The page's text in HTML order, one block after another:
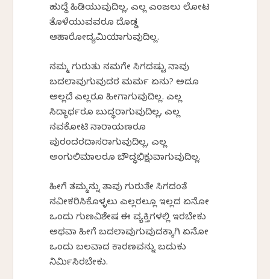
ಹುದ್ದೆ ಹಿಡಿಯುವುದಿಲ್ಲ, ಎಲ್ಲ ಎಂಜಲು ಲೋಟ
ತೊಳೆಯುವವರೂ ದೊಡ್ಡ
ಆಹಾರೋದ್ಯಮಿಯಾಗುವುದಿಲ್ಲ.
ನಮ್ಮ ಗುರುತು ನಮಗೇ ಸಿಗದಷ್ಟು ನಾವು
ಬದಲಾವುಗುವುದರ ಮರ್ಮ ಏನು? ಅದೂ
ಅಲ್ಲದೆ ಎಲ್ಲರೂ ಹೀಗಾಗುವುದಿಲ್ಲ. ಎಲ್ಲ
ಸಿದ್ಧಾರ್ಥರೂ ಬುದ್ಧರಾಗುವುದಿಲ್ಲ, ಎಲ್ಲ
ನವಕೋಟಿ ನಾರಾಯಣರೂ
ಪುರಂದರದಾಸರಾಗುವುದಿಲ್ಲ, ಎಲ್ಲ
ಅಂಗುಲಿಮಾಲರೂ ಬೌದ್ಧಭಿಕ್ಷುವಾಗುವುದಿಲ್ಲ.
ಹೀಗೆ ತಮ್ಮನ್ನು ತಾವು ಗುರುತೇ ಸಿಗದಂತೆ
ನವೀಕರಿಸಿಕೊಳ್ಳಲು ಎಲ್ಲರಲ್ಲೂ ಇಲ್ಲದ ಏನೋ
ಒಂದು ಗುಣವಿಶೇಷ ಈ ವ್ಯಕ್ತಿಗಳಲ್ಲಿ ಇರಬೇಕು
ಅಥವಾ ಹೀಗೆ ಬದಲಾವುಗುವುದಕ್ಕಾಗಿ ಏನೋ
ಒಂದು ಬಲವಾದ ಕಾರಣವನ್ನು ಬದುಕು
ನಿರ್ಮಿಸಿರಬೇಕು.